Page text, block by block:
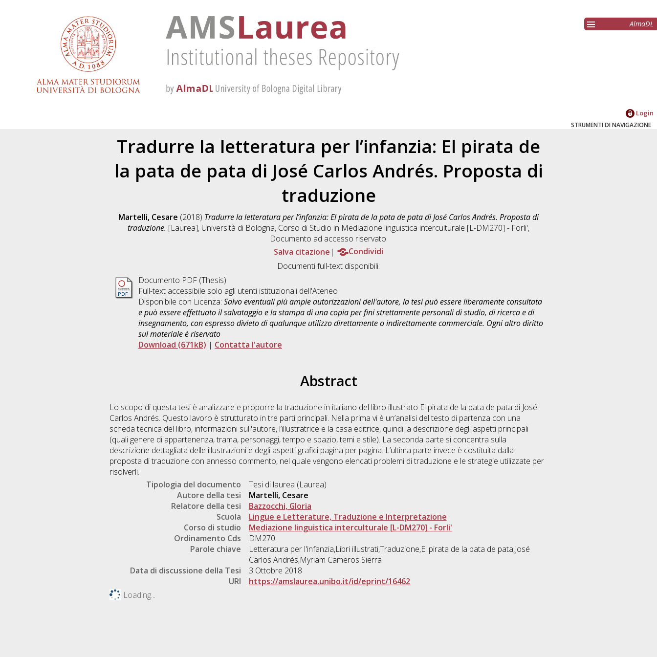
AlmaDL
Login
STRUMENTI DI NAVIGAZIONE
Tradurre la letteratura per l’infanzia: El pirata de
la pata de pata di José Carlos Andrés. Proposta di
traduzione
Martelli, Cesare (2018) Tradurre la letteratura per l’infanzia: El pirata de la pata de pata di José Carlos Andrés. Proposta di
traduzione. [Laurea], Università di Bologna, Corso di Studio in Mediazione linguistica interculturale [L-DM270] - Forli',
Documento ad accesso riservato.
Salva citazione
Condividi
Documenti full-text disponibili:
Documento PDF (Thesis)
Full-text accessibile solo agli utenti istituzionali dell'Ateneo
Disponibile con Licenza: Salvo eventuali più ampie autorizzazioni dell'autore, la tesi può essere liberamente consultata
e può essere effettuato il salvataggio e la stampa di una copia per fini strettamente personali di studio, di ricerca e di
insegnamento, con espresso divieto di qualunque utilizzo direttamente o indirettamente commerciale. Ogni altro diritto
sul materiale è riservato
Download (671kB) | Contatta l'autore
Abstract
Lo scopo di questa tesi è analizzare e proporre la traduzione in italiano del libro illustrato El pirata de la pata de pata di José
Carlos Andrés. Questo lavoro è strutturato in tre parti principali. Nella prima vi è un’analisi del testo di partenza con una
scheda tecnica del libro, informazioni sull'autore, l’illustratrice e la casa editrice, quindi la descrizione degli aspetti principali
(quali genere di appartenenza, trama, personaggi, tempo e spazio, temi e stile). La seconda parte si concentra sulla
descrizione dettagliata delle illustrazioni e degli aspetti grafici pagina per pagina. L’ultima parte invece è costituita dalla
proposta di traduzione con annesso commento, nel quale vengono elencati problemi di traduzione e le strategie utilizzate per
risolverli.
Tipologia del documento
Tesi di laurea (Laurea)
Autore della tesi
Martelli, Cesare
Relatore della tesi
Bazzocchi, Gloria
Scuola
Lingue e Letterature, Traduzione e Interpretazione
Corso di studio
Mediazione linguistica interculturale [L-DM270] - Forli'
Ordinamento Cds
DM270
Parole chiave
Letteratura per l'infanzia,Libri illustrati,Traduzione,El pirata de la pata de pata,José
Carlos Andrés,Myriam Cameros Sierra
Data di discussione della Tesi
3 Ottobre 2018
URI
https://amslaurea.unibo.it/id/eprint/16462
Loading...